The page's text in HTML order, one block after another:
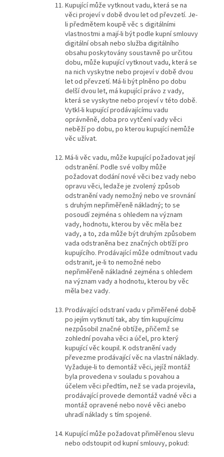
Kupující může vytknout vadu, která se na
věci projeví v době dvou let od převzetí. Je-
li předmětem koupě věc s digitálními
vlastnostmi a mají-li být podle kupní smlouvy
digitální obsah nebo služba digitálního
obsahu poskytovány soustavně po určitou
dobu, může kupující vytknout vadu, která se
na nich vyskytne nebo projeví v době dvou
let od převzetí. Má-li být plněno po dobu
delší dvou let, má kupující právo z vady,
která se vyskytne nebo projeví v této době.
Vytkl-li kupující prodávajícímu vadu
oprávněně, doba pro vytčení vady věci
neběží po dobu, po kterou kupující nemůže
věc užívat.
Má-li věc vadu, může kupující požadovat její
odstranění. Podle své volby může
požadovat dodání nové věci bez vady nebo
opravu věci, ledaže je zvolený způsob
odstranění vady nemožný nebo ve srovnání
s druhým nepřiměřeně nákladný; to se
posoudí zejména s ohledem na význam
vady, hodnotu, kterou by věc měla bez
vady, a to, zda může být druhým způsobem
vada odstraněna bez značných obtíží pro
kupujícího. Prodávající může odmítnout vadu
odstranit, je-li to nemožné nebo
nepřiměřeně nákladné zejména s ohledem
na význam vady a hodnotu, kterou by věc
měla bez vady.
Prodávající odstraní vadu v přiměřené době
po jejím vytknutí tak, aby tím kupujícímu
nezpůsobil značné obtíže, přičemž se
zohlední povaha věci a účel, pro který
kupující věc koupil. K odstranění vady
převezme prodávající věc na vlastní náklady.
Vyžaduje-li to demontáž věci, jejíž montáž
byla provedena v souladu s povahou a
účelem věci předtím, než se vada projevila,
prodávající provede demontáž vadné věci a
montáž opravené nebo nové věci anebo
uhradí náklady s tím spojené.
Kupující může požadovat přiměřenou slevu
nebo odstoupit od kupní smlouvy, pokud: